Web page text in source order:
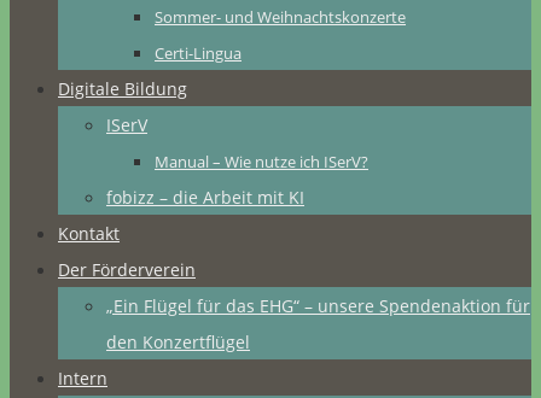
Sommer- und Weihnachtskonzerte
Certi-Lingua
Digitale Bildung
ISerV
Manual – Wie nutze ich ISerV?
fobizz – die Arbeit mit KI
Kontakt
Der Förderverein
„Ein Flügel für das EHG“ – unsere Spendenaktion für
den Konzertflügel
Intern